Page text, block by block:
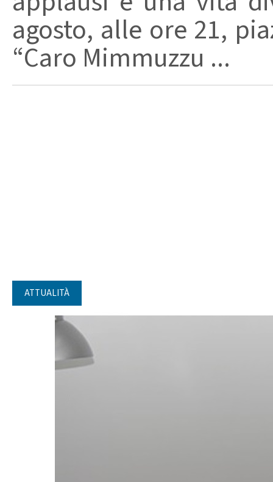
agosto, alle ore 21,
“Caro Mimmuzzu ...
ATTUALITÀ